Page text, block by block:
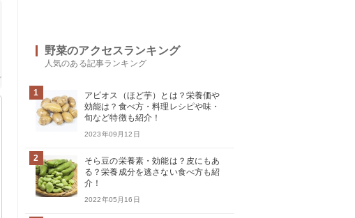
野菜のアクセスランキング
人気のある記事ランキング
1
アピオス（ほど芋）とは？栄養価や
効能は？食べ方・料理レシピや味・
旬など特徴も紹介！
2023年09月12日
2
そら豆の栄養素・効能は？皮にもあ
る？栄養成分を逃さない食べ方も紹
介！
2022年05月16日